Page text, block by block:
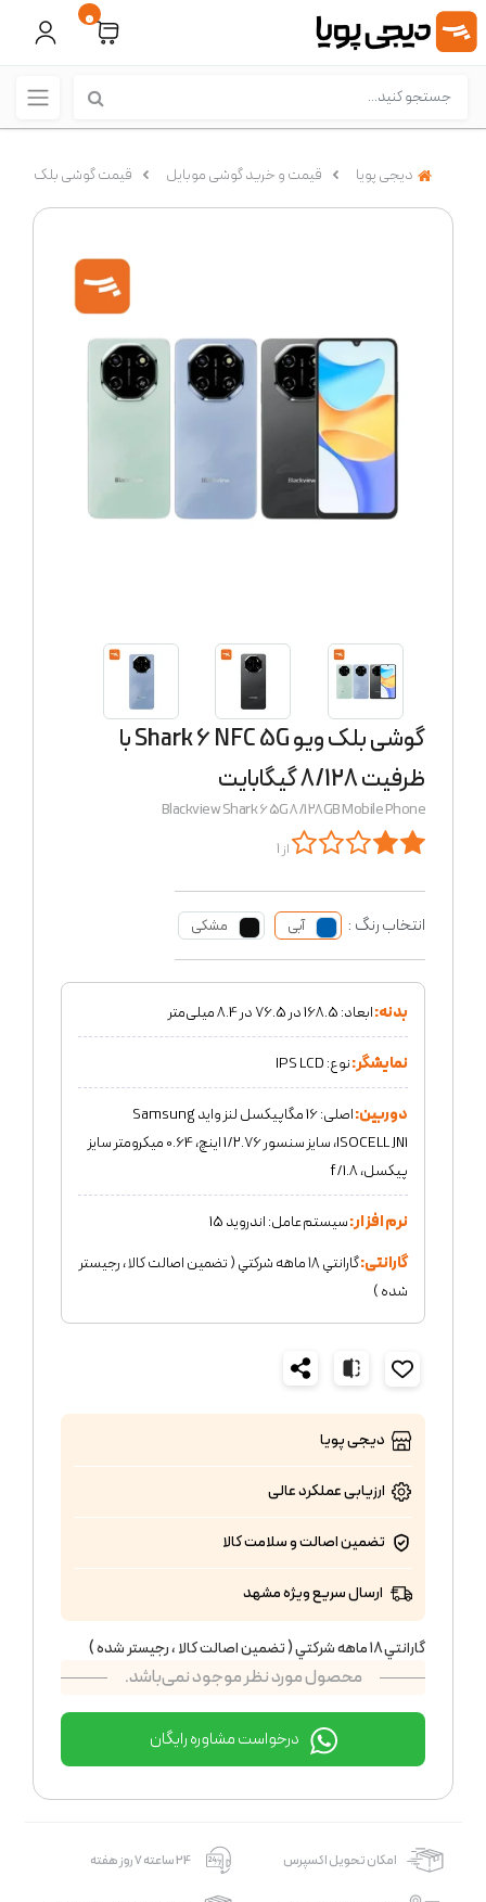
0
دیجی پویا قیمت و خرید گوشی موبایل قیمت گوشی بلک ویو (Blackview)
گوشی بلک ویو Shark 6 NFC 5G با
ظرفیت 8/128 گیگابایت
Blackview Shark 6 5G 8/128GB Mobile Phone
از 1
انتخاب رنگ : آبی مشکی
بدنه:ابعاد: 168.5 در 76.5 در 8.4 میلی‌متر
نمایشگر:نوع: IPS LCD
دوربین:
اصلی: 16 مگاپیکسل لنز واید Samsung
ISOCELL JN1، سایز سنسور 1/2.76 اینچ، 0.64 میکرومتر سایز
پیکسل، f/1.8
نرم افزار:سیستم‌عامل: اندروید 15
گارانتی:
گارانتي ١٨ ماهه شركتي ( تضمين اصالت كالا ، رجيستر
شده )
دیجی پویا
ارزیابی عملکردعالی
تضمین اصالت و سلامت کالا
ارسال سریع ویژه مشهد
گارانتي ١٨ ماهه شركتي ( تضمين اصالت كالا ، رجيستر شده )
محصول مورد نظر موجود نمی‌باشد.
درخواست مشاوره رایگان
امکان تحویل اکسپرس 24 ساعته 7 روز هفته